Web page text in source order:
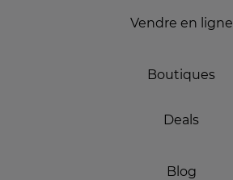
Vendre en ligne
Boutiques
Deals
Blog